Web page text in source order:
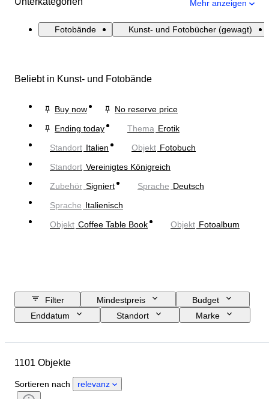
Mehr anzeigen
Fotobände Kunst- und Fotobücher (gewagt)
Beliebt in Kunst- und Fotobände
Buy now
No reserve price
Ending today
Thema Erotik
Standort Italien Objekt Fotobuch
Standort Vereinigtes Königreich
Zubehör Signiert Sprache Deutsch
Sprache Italienisch
Objekt Coffee Table Book Objekt Fotoalbum
Filter Mindestpreis
Budget
Enddatum
Standort
Marke
Periode
Unterschrift
Einband
Auflage
1101 Objekte
Sortieren nach relevanz